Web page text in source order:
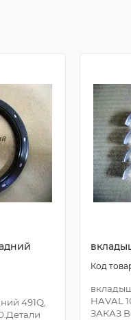
491Q,
HAVAL
ЗАКАЗ